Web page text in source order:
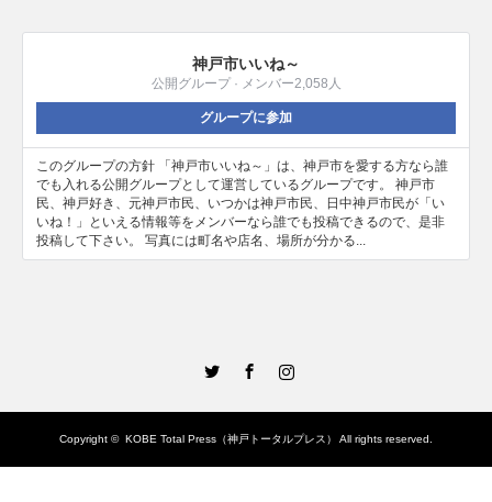
神戸市いいね～
公開グループ · メンバー2,058人
グループに参加
このグループの方針 「神戸市いいね～」は、神戸市を愛する方なら誰
でも入れる公開グループとして運営しているグループです。 神戸市
民、神戸好き、元神戸市民、いつかは神戸市民、日中神戸市民が「い
いね！」といえる情報等をメンバーなら誰でも投稿できるので、是非
投稿して下さい。 写真には町名や店名、場所が分かる...
Copyright © KOBE Total Press（神戸トータルプレス） All rights reserved.